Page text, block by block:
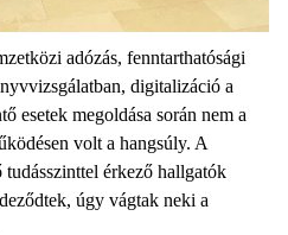
adózás, fenntarthatósági
digitalizáció a
esetek megoldása során nem a
volt a hangsúly. A
érkező hallgatók
úgy vágtak neki a